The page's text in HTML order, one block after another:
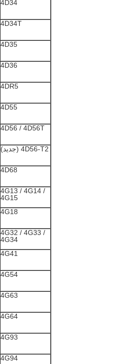
4D34
4D34T
4D35
4D36
4DR5
4D55
4D56 / 4D56T
4D56-T2 (جديد)
4D68
4G13 / 4G14 /
4G15
4G18
4G32 / 4G33 /
4G34
4G41
4G54
4G63
4G64
4G93
4G94